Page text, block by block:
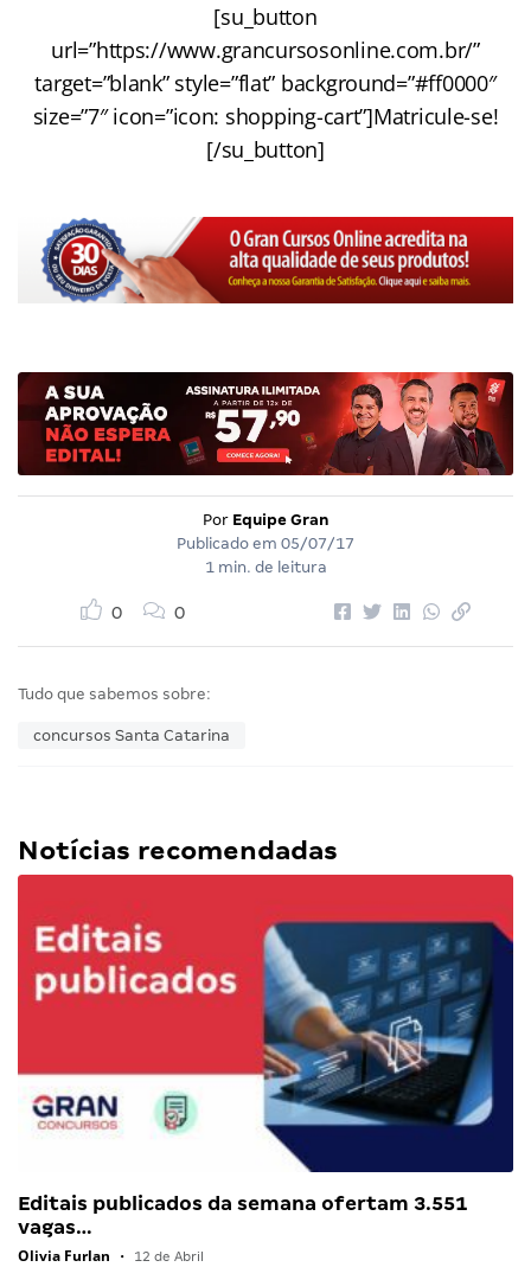
[su_button
url=”https://www.grancursosonline.com.br/”
target=”blank” style=”flat” background=”#ff0000″
size=”7″ icon=”icon: shopping-cart”]Matricule-se!
[/su_button]
Por Equipe Gran
Publicado em 05/07/17
1 min. de leitura
0 0
Tudo que sabemos sobre:
concursos Santa Catarina
Notícias recomendadas
Editais publicados da semana ofertam 3.551
vagas…
Olivia Furlan • 12 de Abril